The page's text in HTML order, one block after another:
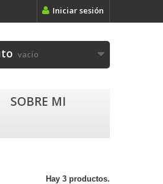
Iniciar sesión
vacío
SOBRE MI
Hay 3 productos.